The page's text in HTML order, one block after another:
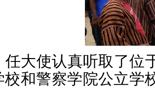
任大使认真听取了位
校和警察学院公立学